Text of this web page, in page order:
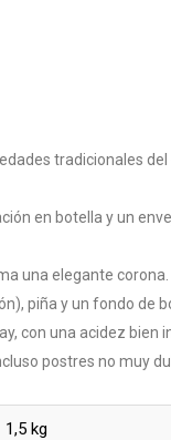
tradicionales
en botella y un
una elegante corona.
piña y un fondo de
con una acidez bien
postres no muy
1,5 kg